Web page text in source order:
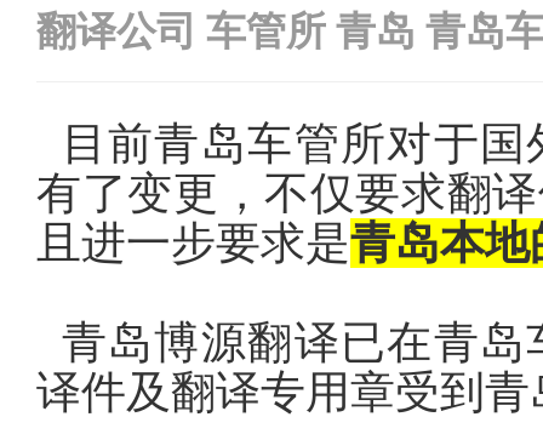
翻译公司 车管所 青岛 青岛
目前青岛车管所对于
有了变更，不仅要求翻
且进一步要求是青岛本地
青岛博源翻译已在青
译件及翻译专用章受到